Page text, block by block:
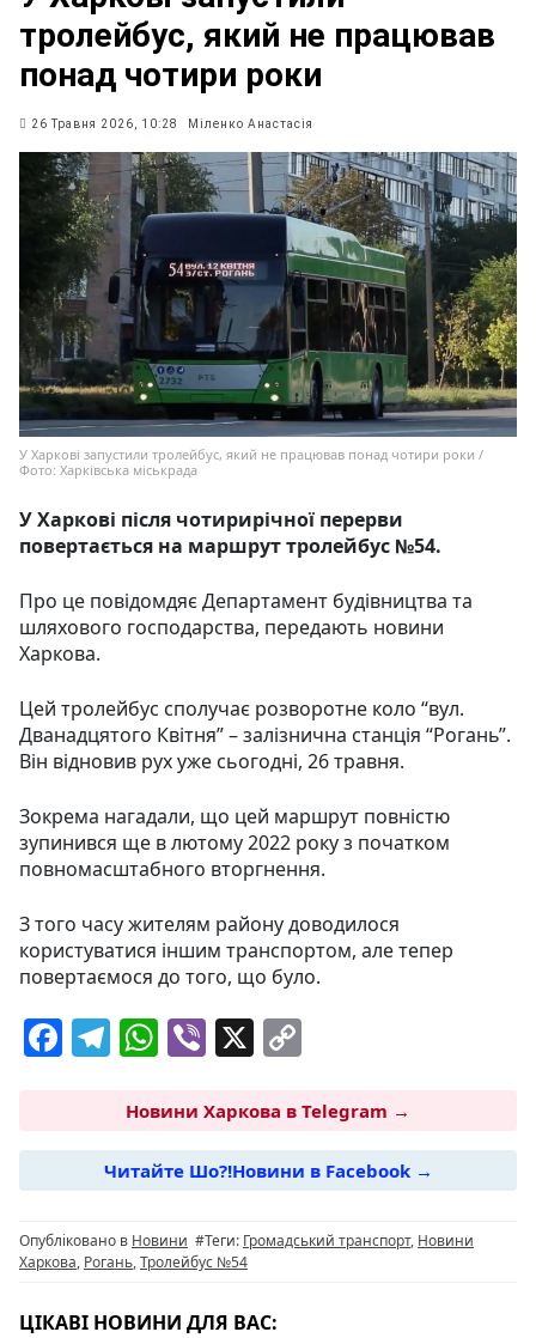
тролейбус, який не працював
понад чотири роки
26 Травня 2026, 10:28 Міленко Анастасія
У Харкові запустили тролейбус, який не працював понад чотири роки /
Фото: Харківська міськрада
У Харкові після чотирирічної перерви
повертається на маршрут тролейбус №54.
Про це повідомдяє Департамент будівництва та
шляхового господарства, передають новини
Харкова.
Цей тролейбус сполучає розворотне коло “вул.
Дванадцятого Квітня” – залізнична станція “Рогань”.
Він відновив рух уже сьогодні, 26 травня.
Зокрема нагадали, що цей маршрут повністю
зупинився ще в лютому 2022 року з початком
повномасштабного вторгнення.
З того часу жителям району доводилося
користуватися іншим транспортом, але тепер
повертаємося до того, що було.
F
e
b
o
o
k
T
e
g
ra
m
W
at
s
A
p
p
Vi
er
X
p
y
Li
n
Новини Харкова в Telegram →
Читайте Шо?!Новини в Facebook →
Опубліковано в Новини #Теги: Громадський транспорт, Новини
Харкова, Рогань,Тролейбус №54
ЦІКАВІ НОВИНИ ДЛЯ ВАС: